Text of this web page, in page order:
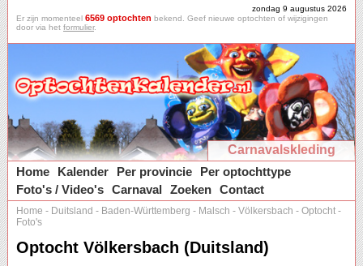
zondag 9 augustus 2026
Er zijn momenteel 6569 optochten bekend. Geef nieuwe optochten of wijzigingen
door via het formulier.
Carnavalskleding
Home
Kalender Per provincie
Per optochttype
Foto's / Video's Carnaval Zoeken Contact
Home - Duitsland - Baden-Württemberg - Malsch - Völkersbach - Optocht -
Foto's
Optocht Völkersbach (Duitsland)